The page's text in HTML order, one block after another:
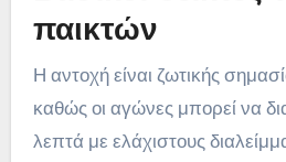
παικτών
Η αντοχή είναι ζωτικής
καθώς οι αγώνες μπορεί να
λεπτά με ελάχιστους